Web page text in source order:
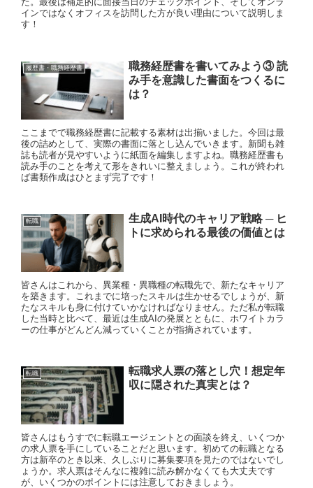
インではなくオフィスを訪問した方が良い理由について説明しま
す！
履歴書・職務経歴書
職務経歴書を書いてみよう③ 読
み手を意識した書面をつくるに
は？
ここまでで職務経歴書に記載する素材は出揃いました。今回は最
後の詰めとして、実際の書面に落とし込んでいきます。新聞も雑
誌も読者が見やすいように紙面を編集しますよね。職務経歴書も
読み手のことを考えて形をきれいに整えましょう。これが終われ
ば書類作成はひとまず完了です！
転職
生成AI時代のキャリア戦略 ─ ヒ
トに求められる最後の価値とは
皆さんはこれから、異業種・異職種の転職先で、新たなキャリア
を築きます。これまでに培ったスキルは生かせるでしょうが、新
たなスキルも身に付けていかなければなりません。ただ私が転職
した当時と比べて、最近は生成AIの発展とともに、ホワイトカラ
ーの仕事がどんどん減っていくことが指摘されています。
転職
転職求人票の落とし穴！想定年
収に隠された真実とは？
皆さんはもうすでに転職エージェントとの面談を終え、いくつか
の求人票を手にしていることだと思います。初めての転職となる
方は新卒のとき以来、久しぶりに募集要項を見たのではないでし
ょうか。求人票はそんなに複雑に読み解かなくても大丈夫です
が、いくつかのポイントには注意しておきましょう。